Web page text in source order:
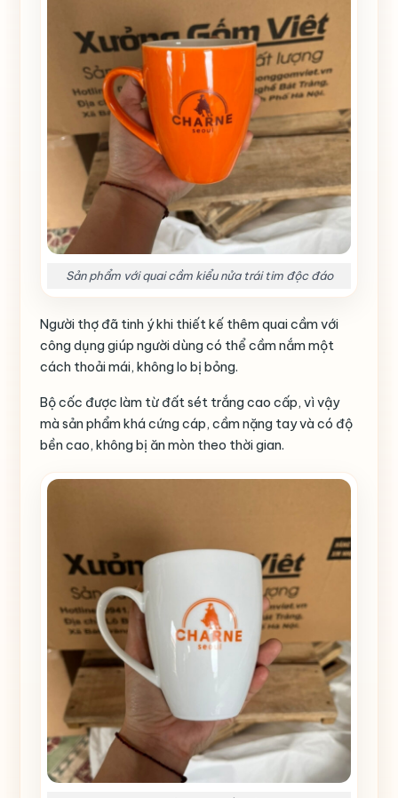
Sản phẩm với quai cầm kiểu nửa trái tim độc đáo
Người thợ đã tinh ý khi thiết kế thêm quai cầm với
công dụng giúp người dùng có thể cầm nắm một
cách thoải mái, không lo bị bỏng.
Bộ cốc được làm từ đất sét trắng cao cấp, vì vậy
mà sản phẩm khá cứng cáp, cầm nặng tay và có độ
bền cao, không bị ăn mòn theo thời gian.